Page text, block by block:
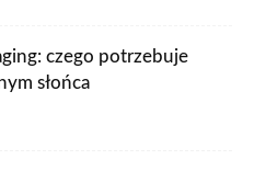
czego potrzebuje
słońca